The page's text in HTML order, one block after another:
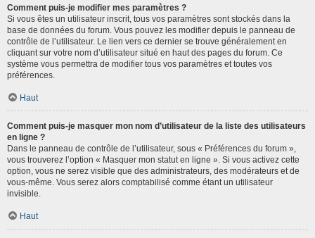
Comment puis-je modifier mes paramètres ?
Si vous êtes un utilisateur inscrit, tous vos paramètres sont stockés dans la
base de données du forum. Vous pouvez les modifier depuis le panneau de
contrôle de l’utilisateur. Le lien vers ce dernier se trouve généralement en
cliquant sur votre nom d’utilisateur situé en haut des pages du forum. Ce
système vous permettra de modifier tous vos paramètres et toutes vos
préférences.
Haut
Comment puis-je masquer mon nom d’utilisateur de la liste des utilisateurs
en ligne ?
Dans le panneau de contrôle de l’utilisateur, sous « Préférences du forum »,
vous trouverez l’option « Masquer mon statut en ligne ». Si vous activez cette
option, vous ne serez visible que des administrateurs, des modérateurs et de
vous-même. Vous serez alors comptabilisé comme étant un utilisateur
invisible.
Haut